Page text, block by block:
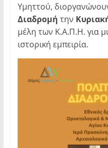
Υμηττού,
Διαδρομή την
μέλη των Κ.Α.Π.Η. για
ιστορική εμπειρία.